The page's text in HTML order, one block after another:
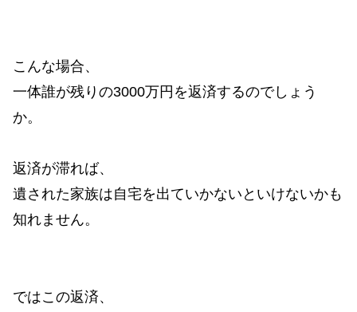
こんな場合、
一体誰が残りの3000万円を返済するのでしょう
か。
返済が滞れば、
遺された家族は自宅を出ていかないといけないかも
知れません。
ではこの返済、